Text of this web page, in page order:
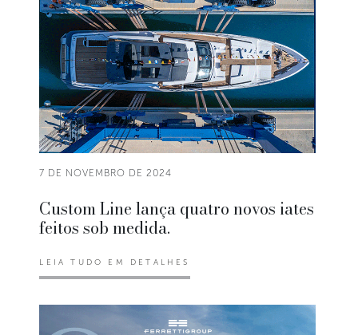
7 DE NOVEMBRO DE 2024
Custom Line lança quatro novos iates
feitos sob medida.
LEIA TUDO EM DETALHES